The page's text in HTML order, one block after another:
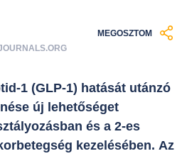
MEGOSZTOM
1 (GLP-1) hatását utánzó
új lehetőséget
és a 2-es
kezelésében. Az